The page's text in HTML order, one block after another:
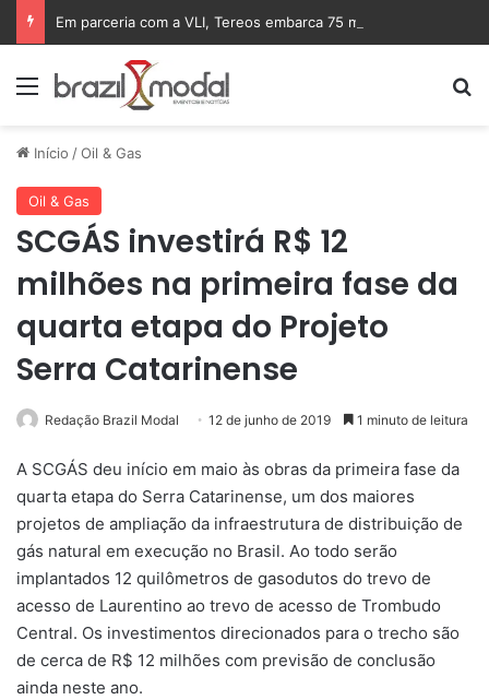
Menu
Início /Oil & Gas
Oil & Gas
SCGÁS investirá R$ 12
milhões na primeira fase da
quarta etapa do Projeto
Serra Catarinense
Redação Brazil Modal 12 de junho de 2019 1 minuto de leitura
A SCGÁS deu início em maio às obras da primeira fase da
quarta etapa do Serra Catarinense, um dos maiores
projetos de ampliação da infraestrutura de distribuição de
gás natural em execução no Brasil. Ao todo serão
implantados 12 quilômetros de gasodutos do trevo de
acesso de Laurentino ao trevo de acesso de Trombudo
Central. Os investimentos direcionados para o trecho são
de cerca de R$ 12 milhões com previsão de conclusão
ainda neste ano.